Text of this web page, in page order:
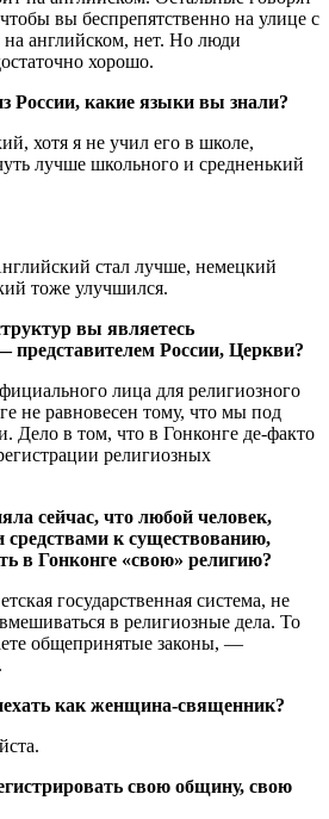
вы беспрепятственно на улице с
английском, нет. Но люди
хорошо.
России, какие языки вы знали?
хотя я не учил его в школе,
лучше школьного и средненький
стал лучше, немецкий
тоже улучшился.
вы являетесь
России, Церкви?
лица для религиозного
не равновесен тому, что мы под
Дело в том, что в Гонконге де-факто
религиозных
сейчас, что любой человек,
средствами к существованию,
в Гонконге «свою» религию?
государственная система, не
в религиозные дела. То
общепринятые законы, —
как женщина-священник?
свою общину, свою